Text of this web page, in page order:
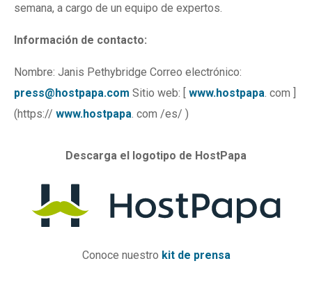
semana, a cargo de un equipo de expertos.
Información de contacto:
Nombre: Janis Pethybridge Correo electrónico:
press@hostpapa.com Sitio web: [ www.hostpapa. com ]
(https:// www.hostpapa. com /es/ )
Descarga el logotipo de HostPapa
Conoce nuestro kit de prensa